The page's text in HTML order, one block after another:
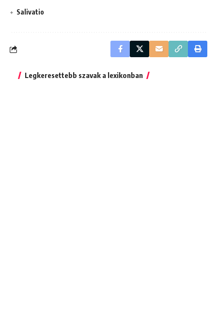
Salivatio
Legkeresettebb szavak a lexikonban